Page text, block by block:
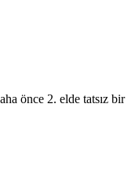
önce 2. elde tatsız bir